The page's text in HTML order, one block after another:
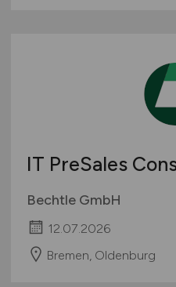
IT PreSales
Bechtle GmbH
12.07.2026
Bremen, Oldenburg